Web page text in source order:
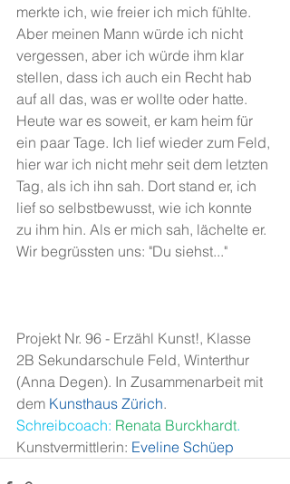
merkte ich, wie freier ich mich fühlte.
Aber meinen Mann würde ich nicht
vergessen, aber ich würde ihm klar
stellen, dass ich auch ein Recht hab
auf all das, was er wollte oder hatte.
Heute war es soweit, er kam heim für
ein paar Tage. Ich lief wieder zum Feld,
hier war ich nicht mehr seit dem letzten
Tag, als ich ihn sah. Dort stand er, ich
lief so selbstbewusst, wie ich konnte
zu ihm hin. Als er mich sah, lächelte er.
Wir begrüssten uns: "Du siehst..."
Projekt Nr. 96 - Erzähl Kunst!, Klasse
2B Sekundarschule Feld, Winterthur
(Anna Degen). In Zusammenarbeit mit
dem Kunsthaus Zürich.
Schreibcoach: Renata Burckhardt.
Kunstvermittlerin: Eveline Schüep